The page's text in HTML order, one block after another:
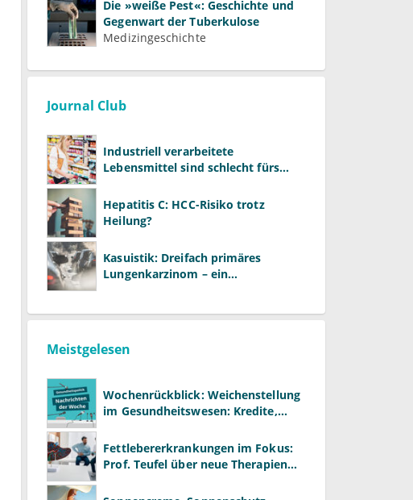
Die »weiße Pest«: Geschichte und
Gegenwart der Tuberkulose
Medizingeschichte
Journal Club
Industriell verarbeitete
Lebensmittel sind schlecht fürs
Hepatitis C: HCC-Risiko trotz
Heilung?
Kasuistik: Dreifach primäres
Lungenkarzinom – ein
Meistgelesen
Wochenrückblick: Weichenstellung
im Gesundheitswesen: Kredite,
Fettlebererkrankungen im Fokus:
Prof. Teufel über neue Therapien